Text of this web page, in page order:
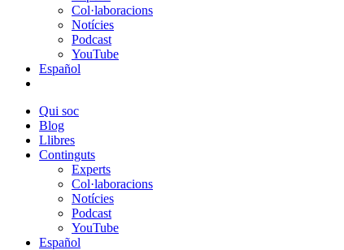
Col·laboracions
Notícies
Podcast
YouTube
Español
Qui soc
Blog
Llibres
Continguts
Experts
Col·laboracions
Notícies
Podcast
YouTube
Español